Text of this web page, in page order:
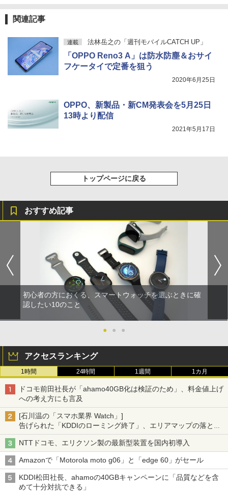
関連記事
連載 法林岳之の「週刊モバイルCATCH UP」
「OPPO Reno3 A」は防水防塵＆おサイ
フケータイで定番を狙う
2020年6月25日
OPPO、新製品・新CM発表会を5月25日
13時より配信
2021年5月17日
トップページに戻る
おすすめ記事
初心者の方におくる、スマートウォッチを選ぶときに確
認したい10のこと
● ● ●
アクセスランキング
1時間 24時間 1週間 1カ月
ドコモ前田社長が「ahamo40GB化は検証のため」、料金値上げ
への考え方にも言及
[石川温の「スマホ業界 Watch」]
告げられた「KDDIのローミング終了」、エリアマップの落とし
穴と楽天モバイルの課題
NTTドコモ、エリクソン製の最新型装置を国内初導入
Amazonで「Motorola moto g06」と「edge 60」がセール
KDDI松田社長、ahamoの40GBキャンペーンに「品質などを含
めて十分対抗できる」